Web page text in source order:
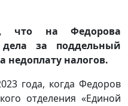
что на Федорова
за поддельный
недоплату налогов.
года, когда Федоров
отделения «Единой